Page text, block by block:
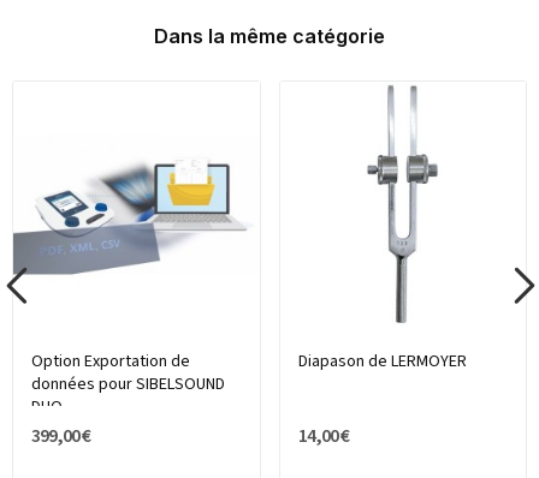
Dans la même catégorie
Option Exportation de
données pour SIBELSOUND
DUO
399,00 €
Diapason de LERMOYER
14,00 €